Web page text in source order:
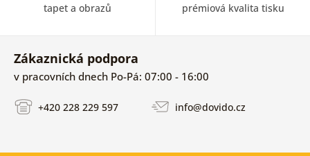
tapet a obrazů prémiová kvalita tisku
Zákaznická podpora
v pracovních dnech Po-Pá: 07:00 - 16:00
+420 228 229 597 info@dovido.cz